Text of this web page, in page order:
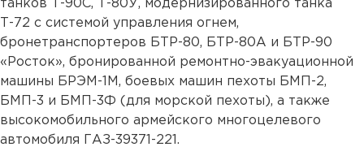
танков Т-90С, Т-80У, модернизированного танка
Т-72 с системой управления огнем,
бронетранспортеров БТР-80, БТР-80А и БТР-90
«Росток», бронированной ремонтно-эвакуационной
машины БРЭМ-1М, боевых машин пехоты БМП-2,
БМП-3 и БМП-3Ф (для морской пехоты), а также
высокомобильного армейского многоцелевого
автомобиля ГАЗ-39371-221.